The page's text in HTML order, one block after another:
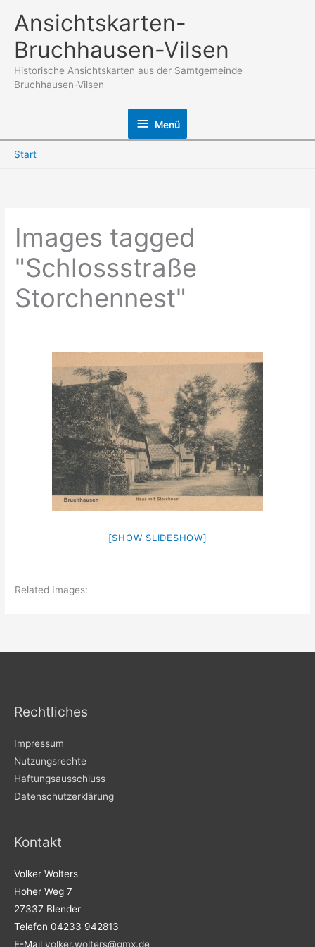
Inhalt
springen
Ansichtskarten-
Bruchhausen-Vilsen
Historische Ansichtskarten aus der Samtgemeinde
Bruchhausen-Vilsen
Menü
Menü
Start
Images tagged
"Schlossstraße
Storchennest"
[SHOW SLIDESHOW]
Related Images:
Rechtliches
Impressum
Nutzungsrechte
Haftungsausschluss
Datenschutzerklärung
Kontakt
Volker Wolters
Hoher Weg 7
27337 Blender
Telefon 04233 942813
E-Mail volker.wolters@gmx.de